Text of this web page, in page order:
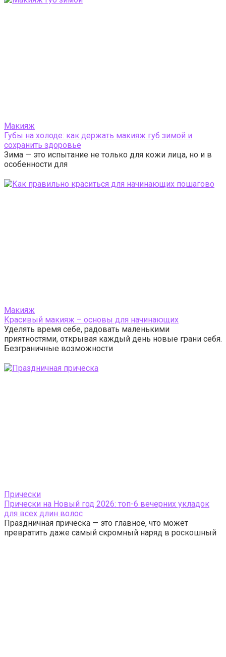
Макияж
Губы на холоде: как держать макияж губ зимой и
сохранить здоровье
Зима — это испытание не только для кожи лица, но и в
особенности для
Макияж
Красивый макияж – основы для начинающих
Уделять время себе, радовать маленькими
приятностями, открывая каждый день новые грани себя.
Безграничные возможности
Прически
Прически на Новый год 2026: топ-6 вечерних укладок
для всех длин волос
Праздничная прическа — это главное, что может
превратить даже самый скромный наряд в роскошный